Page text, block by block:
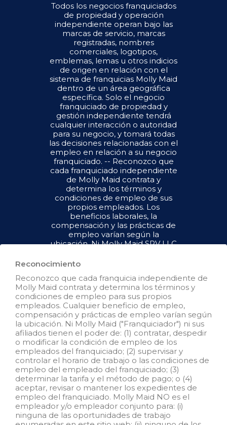
Todos los negocios franquiciados
de propiedad y operación
independiente operan bajo las
marcas de servicio, marcas
registradas, nombres
comerciales, logotipos,
emblemas, lemas u otros indicios
de origen en relación con el
sistema de franquicias Molly Maid
dentro de un área geográfica
específica. Solo el negocio
franquiciado de propiedad y
gestión independiente tendrá
cualquier interacción o autoridad
para su negocio, y tomará todas
las decisiones relacionadas con el
empleo en relación a su negocio
franquiciado. -- Reconozco que
cada franquiciado independiente
de Molly Maid contrata y
determina los términos y
condiciones de empleo de sus
propios empleados. Los
beneficios laborales, la
compensación y las prácticas de
empleo varían según la
ubicación. Ni Molly Maid SPV LLC
tienen el poder de : (1) contratar,
de empleo de los empleados del
franquiciado; (2) supervisar y
controlar el horario de trabajo de
los empleados del franquiciado o
las condiciones de empleo; (3)
determinar la tasa y el método de
pago; o (4) aceptar, revisar o
mantener los registros de
empleo del franquiciado. Molly
Maid SPV LLC NO es el
empleador y/o empleador
conjunto para: (i) ninguna de las
oportunidades de empleo que
aparecen en este sitio web; (ii)
ninguno de los franquiciados
independientes; y, (iii) ninguno de
Reconocimiento
Reconozco que cada franquicia independiente de
Molly Maid contrata y determina los términos y
condiciones de empleo para sus propios
empleados. Cualquier beneficio de empleo,
compensación y prácticas de empleo varían según
la ubicación. Ni Molly Maid ("Franquiciador") ni sus
afiliados tienen el poder de: (1) contratar, despedir
o modificar la condición de empleo de los
empleados del franquiciado; (2) supervisar y
controlar el horario de trabajo o las condiciones de
empleo del empleado del franquiciado; (3)
determinar la tarifa y el método de pago; o (4)
aceptar, revisar o mantener los expedientes de
empleo del franquiciado. Molly Maid NO es el
empleador y/o empleador conjunto para: (i)
ninguna de las oportunidades de trabajo